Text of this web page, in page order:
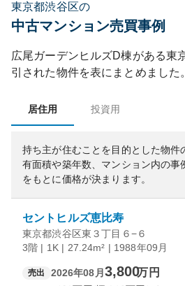
東京都渋谷区の
中古マンション売買事例
広尾ガーデンヒルズD棟がある東
引された物件を表にまとめました。
居住用 投資用
持ち主が住むことを目的とした物件
有面積や築年数、マンション内の事
をもとに価格が決まります。
セントヒルズ恵比寿
東京都渋谷区東３丁目６−６
3階 | 1K | 27.24m² | 1988年09月
売出 2026年08月 3,800万円